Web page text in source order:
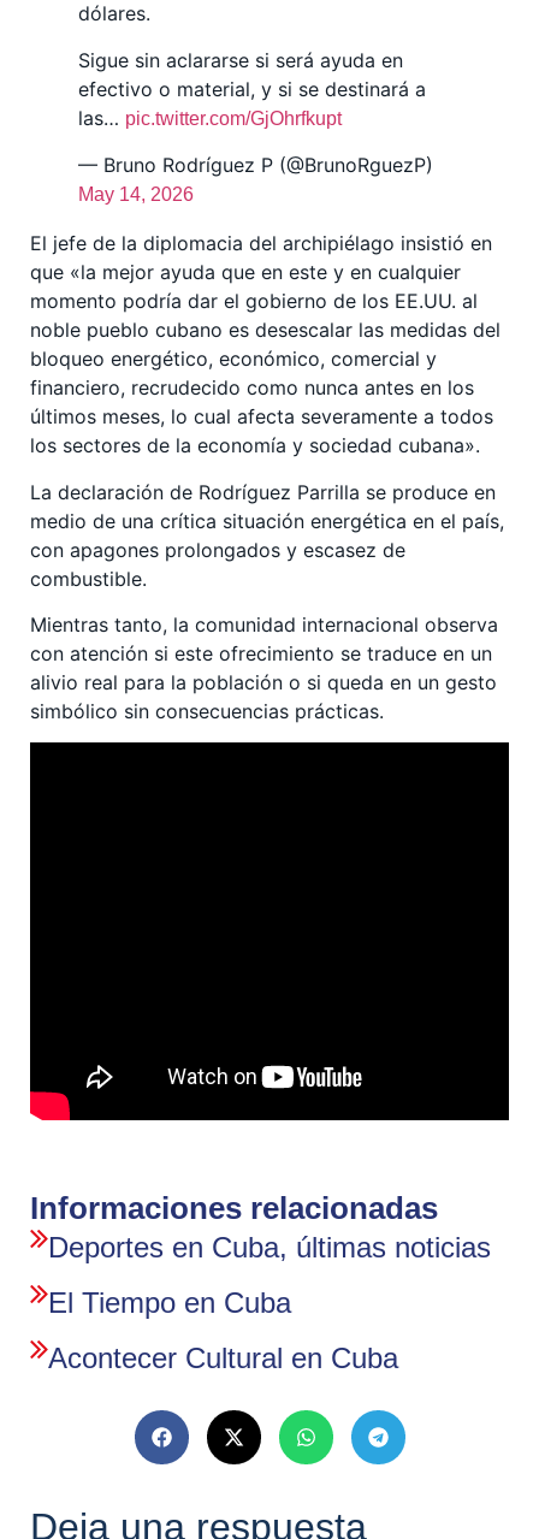
dólares.
Sigue sin aclararse si será ayuda en
efectivo o material, y si se destinará a
las… pic.twitter.com/GjOhrfkupt
— Bruno Rodríguez P (@BrunoRguezP)
May 14, 2026
El jefe de la diplomacia del archipiélago insistió en
que «la mejor ayuda que en este y en cualquier
momento podría dar el gobierno de los EE.UU. al
noble pueblo cubano es desescalar las medidas del
bloqueo energético, económico, comercial y
financiero, recrudecido como nunca antes en los
últimos meses, lo cual afecta severamente a todos
los sectores de la economía y sociedad cubana».
La declaración de Rodríguez Parrilla se produce en
medio de una crítica situación energética en el país,
con apagones prolongados y escasez de
combustible.
Mientras tanto, la comunidad internacional observa
con atención si este ofrecimiento se traduce en un
alivio real para la población o si queda en un gesto
simbólico sin consecuencias prácticas.
Informaciones relacionadas
Deportes en Cuba, últimas noticias
El Tiempo en Cuba
Acontecer Cultural en Cuba
Deja una respuesta